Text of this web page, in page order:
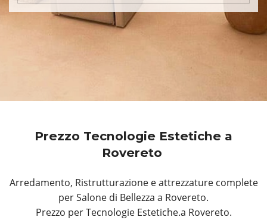
Prezzo Tecnologie Estetiche a
Rovereto
Arredamento, Ristrutturazione e attrezzature complete
per Salone di Bellezza a Rovereto.
Prezzo per Tecnologie Estetiche.a Rovereto.